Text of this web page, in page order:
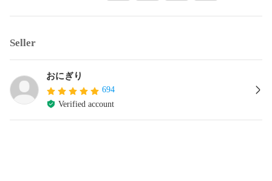
Seller
おにぎり
694
Verified account